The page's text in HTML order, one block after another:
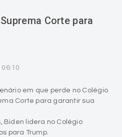
Corte para
em que perde no Colégio
Corte para garantir sua
Biden lidera no Colégio
para Trump.